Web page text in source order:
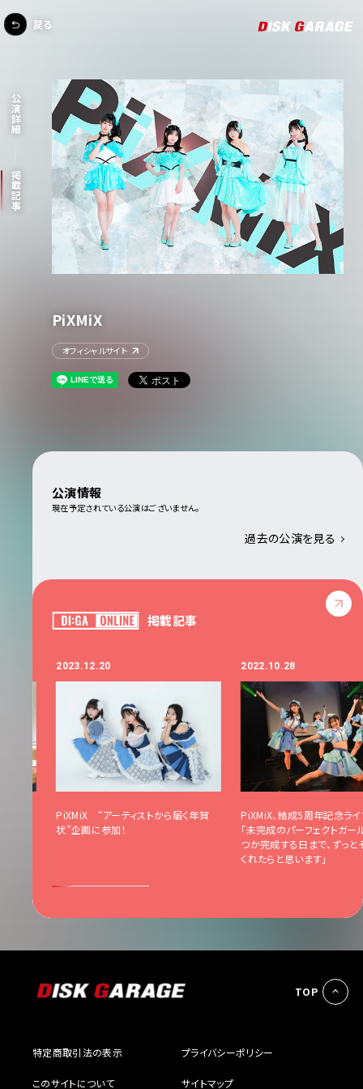
公演詳細
掲載記事
PiXMiX
オフィシャルサイト
公演情報
現在予定されている公演はございません。
過去の公演を見る
掲載記事
2023.12.20
PiXMiX “アーティストから届く年賀
状”企画に参加！
2022.10.28
PiXMiX、結成5周年記念ライ
「未完成のパーフェクトガー
つか完成する日まで、ずっ
くれたらと思います」
戻る
TOP
特定商取引法の表示 プライバシーポリシー
このサイトについて サイトマップ